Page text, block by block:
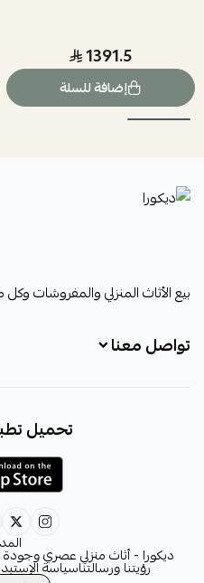
1391.5
إضافة للسلة
ديكورا
بيع الأثاث المنزلي والمفروشات
تواصل معنا
decora6586@gmail.com
تحميل
ديكورا - أثاث منزلي عصري وجودة
رؤيتنا ورسالتناسياسة